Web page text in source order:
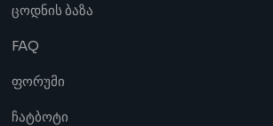
ცოდნის ბაზა
FAQ
ფორუმი
ჩატბოტი